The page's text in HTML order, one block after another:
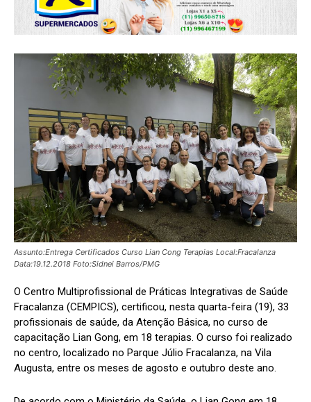
Assunto:Entrega Certificados Curso Lian Cong Terapias Local:Fracalanza
Data:19.12.2018 Foto:Sidnei Barros/PMG
O Centro Multiprofissional de Práticas Integrativas de Saúde
Fracalanza (CEMPICS), certificou, nesta quarta-feira (19), 33
profissionais de saúde, da Atenção Básica, no curso de
capacitação Lian Gong, em 18 terapias. O curso foi realizado
no centro, localizado no Parque Júlio Fracalanza, na Vila
Augusta, entre os meses de agosto e outubro deste ano.